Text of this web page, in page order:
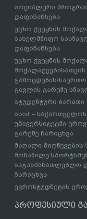
სოციალური
დაფინანსება
უცხო ქვეყნის
სახელმწიფო
დაფინანსება
უცხო ქვეყნის
გამოცდების/
გავლის გარეშე
სტუდენტური ბარათი
სსიპ –
უნივერსიტეტში
გარეშე ჩარიცხვა
მაღალი მიღწევების
მონაწილე
საგანმანათლებლო
ჩარიცხვა
ევროსტუდნეტის
პროფესიული